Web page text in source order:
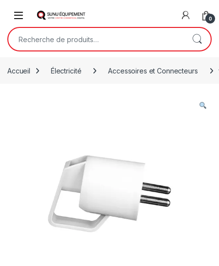
Open 0
Recherche pour :
Accueil Électricité Accessoires et Connecteurs